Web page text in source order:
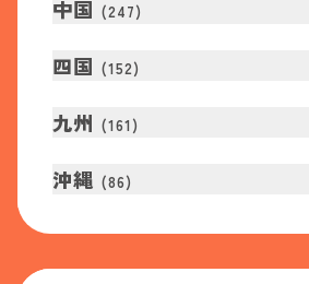
中国 (247)
四国 (152)
九州 (161 )
沖縄 (86)